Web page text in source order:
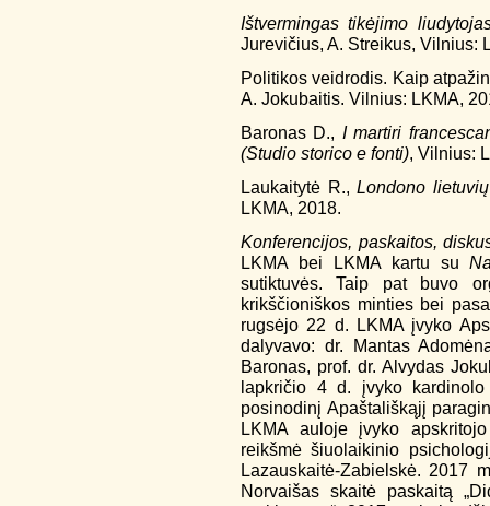
Ištvermingas tikėjimo
Jurevičius, A. Streikus, Vilnius:
Politikos veidrodis. Kaip
A. Jokubaitis. Vilnius: LKMA,
Baronas D., I martiri
(Studio storico e fonti), Vilnius:
Laukaitytė R.,Londono
LKMA, 2018.
Konferencijos, paskaitos,
LKMA bei LKMA kartu su
sutiktuvės. Taip pat buvo
krikščioniškos minties bei
rugsėjo 22 d. LKMA įvyko
dalyvavo: dr. Mantas
Baronas, prof. dr. Alvydas
lapkričio 4 d. įvyko
posinodinį Apaštališkąjį
LKMA auloje įvyko
reikšmė šiuolaikinio
Lazauskaitė-Zabielskė. 2017
Norvaišas skaitė paskaitą